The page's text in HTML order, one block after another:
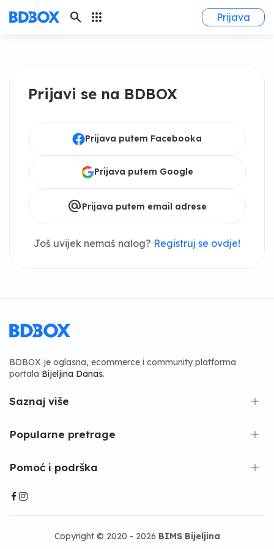
search apps Prijava
Prijavi se na BDBOX
Prijava putem Facebooka
Prijava putem Google
alternate_emailPrijava putem email adrese
Još uvijek nemaš nalog? Registruj se ovdje!
BDBOX je oglasna, ecommerce i community platforma
portala Bijeljina Danas.
Saznaj više
Popularne pretrage
Pomoć i podrška
Copyright © 2020 - 2026 BIMS Bijeljina